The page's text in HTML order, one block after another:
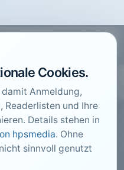
Cookies.
Anmeldung,
Readerlisten und Ihre
Details stehen in
hpsmedia. Ohne
sinnvoll genutzt